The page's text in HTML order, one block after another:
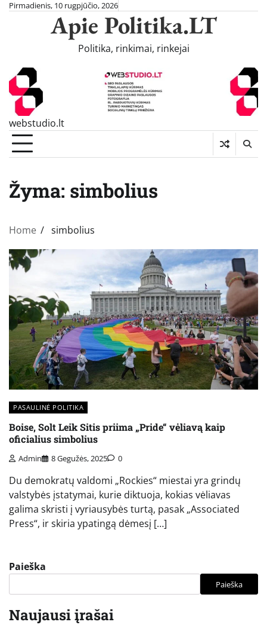
SkipPirmadienis, 10 rugpjūčio, 2026
Apie Politika.LT
Politika, rinkimai, rinkejai
webstudio.lt
Žyma: simbolius
Home simbolius
PASAULINĖ POLITIKA
Boise, Solt Leik Sitis priima „Pride“ vėliavą kaip
oficialius simbolius
Admin 8 Gegužės, 2025 0
Du demokratų valdomi „Rockies“ miestai yra grindų
valstybės įstatymai, kurie diktuoja, kokias vėliavas
galima skristi į vyriausybės turtą, pasak „Associated
Press“, ir skiria ypatingą dėmesį […]
Paieška
Paieška
Naujausi įrašai